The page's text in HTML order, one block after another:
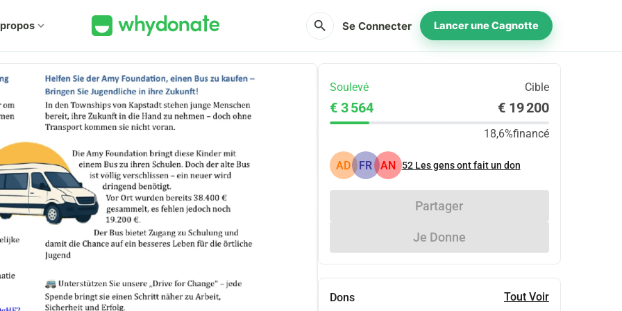
expand_more search Se Connecter Lancer une Cagnotte
Soulevé Cible
€ 3 564 € 19 200
18,6%financé
AD FR AN 52 Les gens ont fait un don
Partager
Je Donne
Dons Tout Voir